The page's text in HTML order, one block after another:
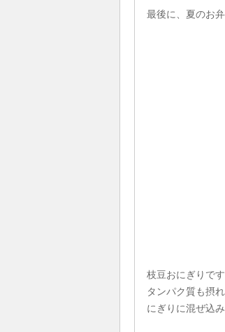
最後に、夏のお
枝豆おにぎりです
タンパク質も摂
にぎりに混ぜ込